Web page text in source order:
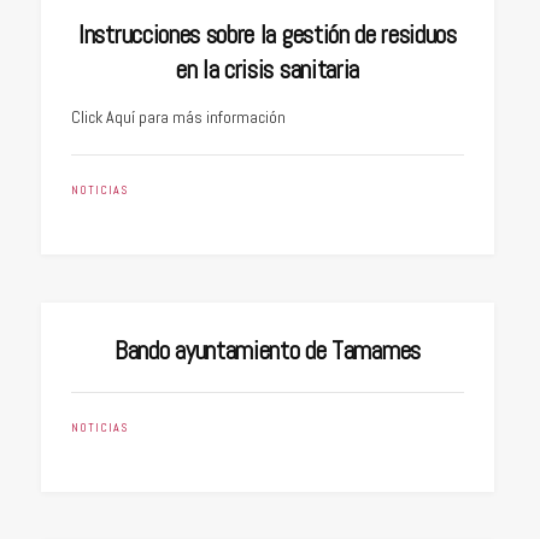
Instrucciones sobre la gestión de residuos
en la crisis sanitaria
Click Aquí para más información
NOTICIAS
Bando ayuntamiento de Tamames
NOTICIAS